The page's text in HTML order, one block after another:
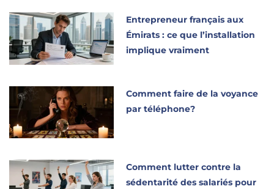
Entrepreneur français aux
Émirats : ce que l’installation
implique vraiment
Comment faire de la voyance
par téléphone?
Comment lutter contre la
sédentarité des salariés pour